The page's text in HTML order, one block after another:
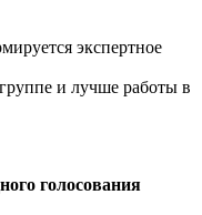
экспертное
и лучше работы в
голосования